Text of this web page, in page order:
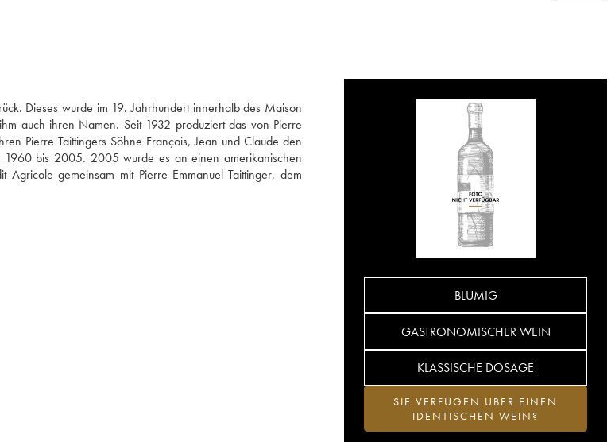
Dieses wurde im 19. Jahrhundert innerhalb des Maison
auch ihren Namen. Seit 1932 produziert das von Pierre
Pierre Taittingers Söhne François, Jean und Claude den
1960 bis 2005. 2005 wurde es an einen amerikanischen
gemeinsam mit Pierre-Emmanuel Taittinger, dem
BLUMIG
GASTRONOMISCHER WEIN
KLASSISCHE DOSAGE
SIE VERFÜGEN ÜBER EINEN
IDENTISCHEN WEIN?